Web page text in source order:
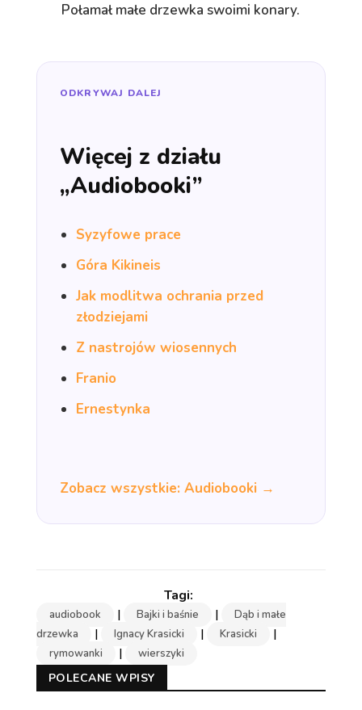
Połamał małe drzewka swoimi konary.
ODKRYWAJ DALEJ
Więcej z działu
„Audiobooki”
Syzyfowe prace
Góra Kikineis
Jak modlitwa ochrania przed
złodziejami
Z nastrojów wiosennych
Franio
Ernestynka
Zobacz wszystkie: Audiobooki →
audiobook | Bajki i baśnie |
Dąb i małe
drzewka
| Ignacy Krasicki | Krasicki |
rymowanki | wierszyki
POLECANE WPISY